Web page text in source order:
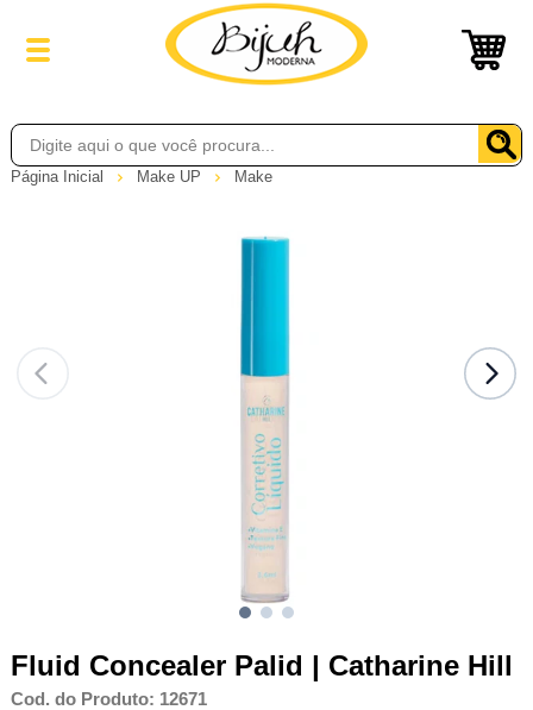
Página Inicial Make UP Make
Fluid Concealer Palid | Catharine Hill
Cod. do Produto: 12671